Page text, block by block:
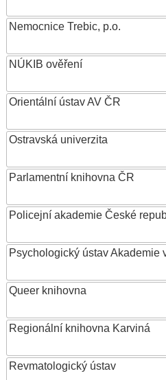
Nemocnice Trebic, p.o.
NÚKIB ověření
Orientální ústav AV ČR
Ostravská univerzita
Parlamentní knihovna ČR
Policejní akademie České
Psychologický ústav Akademie
Queer knihovna
Regionální knihovna Karviná
Revmatologický ústav